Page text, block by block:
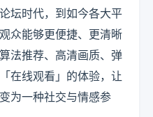
坛时代，到如今各大平
众能够更便捷、更清晰
法推荐、高清画质、弹
在线观看」的体验，让
为一种社交与情感参